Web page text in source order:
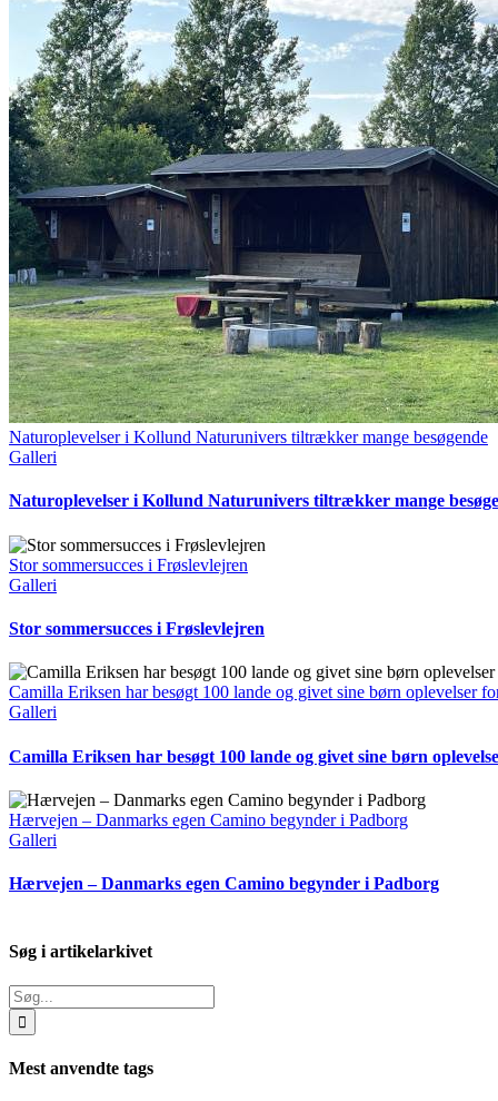
Naturoplevelser i Kollund Naturunivers tiltrækker mange besøgende
Galleri
Naturoplevelser i Kollund Naturunivers tiltrækker mange
Stor sommersucces i Frøslevlejren
Galleri
Stor sommersucces i Frøslevlejren
Camilla Eriksen har besøgt 100 lande og givet sine børn oplevelser
Galleri
Camilla Eriksen har besøgt 100 lande og givet sine børn
Hærvejen – Danmarks egen Camino begynder i Padborg
Galleri
Hærvejen – Danmarks egen Camino begynder i Padborg
Søg i artikelarkivet
Søg
efter:
Mest anvendte tags